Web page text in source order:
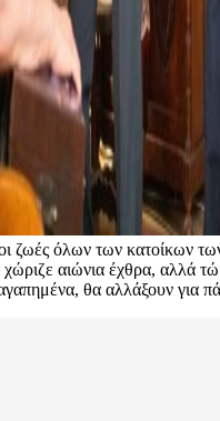
ζωές όλων των κατοίκων
αιώνια έχθρα, αλλά
θα αλλάξουν για